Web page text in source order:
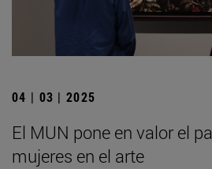
04 | 03 | 2025
El MUN pone en valor el
mujeres en el arte